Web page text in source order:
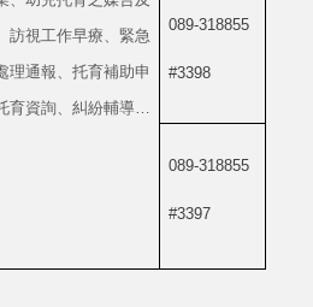
訪視工作早療、緊急
理通報、托育補助申
育資詢、糾紛輔導…
089-318855
#3398
089-318855
#3397